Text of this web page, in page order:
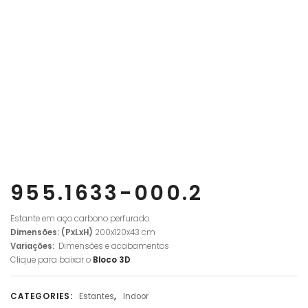
955.1633-000.2
Estante em aço carbono perfurado.
Dimensões: (PxLxH) 200x120x43 cm
Variações: Dimensões e acabamentos
Clique para baixar o Bloco 3D
CATEGORIES: Estantes, Indoor